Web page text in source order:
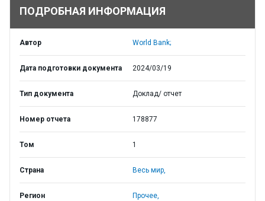
ПОДРОБНАЯ ИНФОРМАЦИЯ
Автор World Bank;
Дата подготовки документа 2024/03/19
Тип документа Доклад/ отчет
Номер отчета 178877
Том 1
Страна Весь мир,
Регион Прочее,